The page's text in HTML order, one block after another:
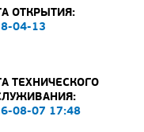
ОТКРЫТИЯ:
04-13
ТЕХНИЧЕСКОГО
08-07 17:48